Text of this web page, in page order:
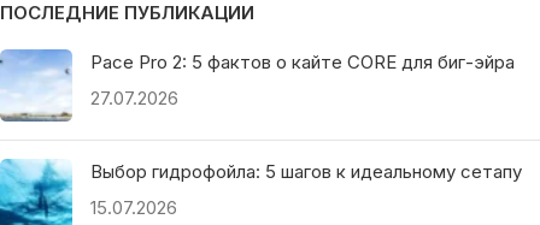
ПОСЛЕДНИЕ ПУБЛИКАЦИИ
Pace Pro 2: 5 фактов о кайте CORE для биг-эйра
27.07.2026
Выбор гидрофойла: 5 шагов к идеальному сетапу
15.07.2026